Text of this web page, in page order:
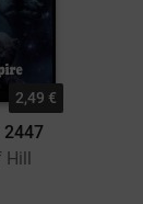
2,49 €
2447